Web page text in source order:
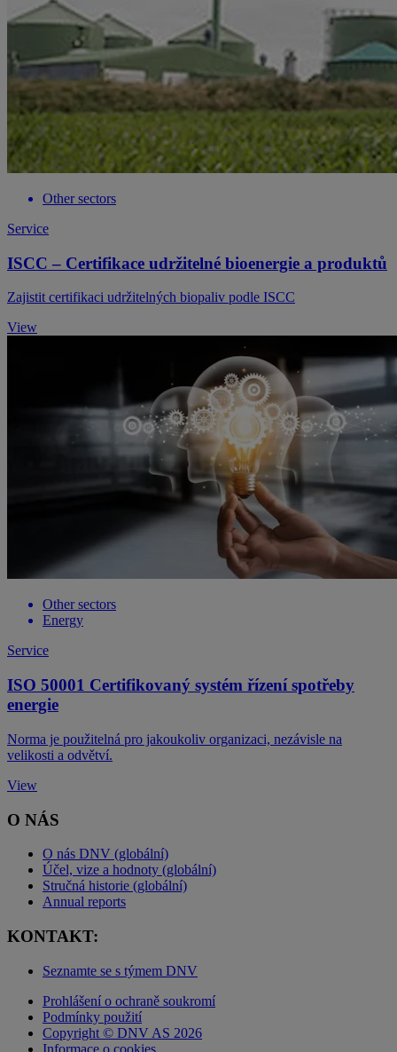
Other sectors
Service
ISCC – Certifikace udržitelné bioenergie a produktů
Zajistit certifikaci udržitelných biopaliv podle ISCC
View
Other sectors
Energy
Service
ISO 50001 Certifikovaný systém řízení spotřeby
energie
​Norma je použitelná pro jakoukoliv organizaci, nezávisle na
velikosti a odvětví.
View
O NÁS
O nás DNV (globální)
Účel, vize a hodnoty (globální)
Stručná historie (globální)
Annual reports
KONTAKT:
Seznamte se s týmem DNV
Prohlášení o ochraně soukromí
Podmínky použití
Copyright © DNV AS 2026
Informace o cookies